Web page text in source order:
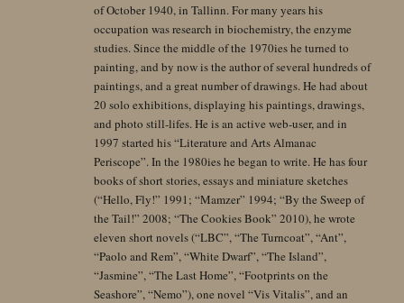
of October 1940, in Tallinn. For many years his
occupation was research in biochemistry, the enzyme
studies. Since the middle of the 1970ies he turned to
painting, and by now is the author of several hundreds of
paintings, and a great number of drawings. He had about
20 solo exhibitions, displaying his paintings, drawings,
and photo still-lifes. He is an active web-user, and in
1997 started his “Literature and Arts Almanac
Periscope”. In the 1980ies he began to write. He has four
books of short stories, essays and miniature sketches
(“Hello, Fly!” 1991; “Mamzer” 1994; “By the Sweep of
the Tail!” 2008; “The Cookies Book” 2010), he wrote
eleven short novels (“LBC”, “The Turncoat”, “Ant”,
“Paolo and Rem”, “White Dwarf”, “The Island”,
“Jasmine”, “The Last Home”, “Footprints on the
Seashore”, “Nemo”), one novel “Vis Vitalis”, and an